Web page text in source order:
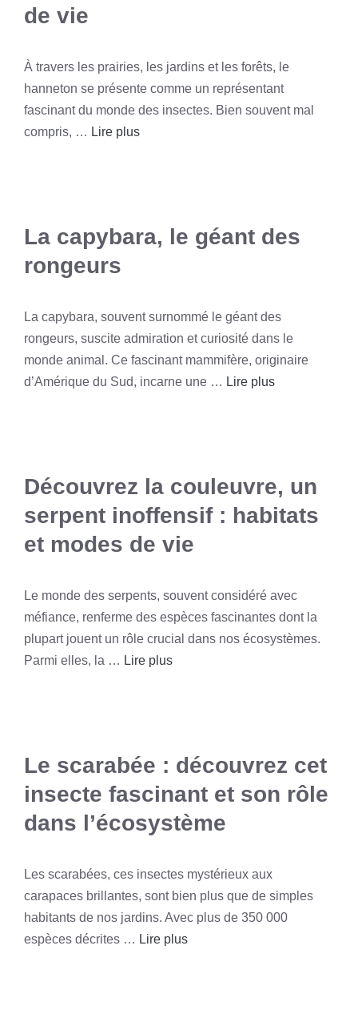
de vie
À travers les prairies, les jardins et les forêts, le
hanneton se présente comme un représentant
fascinant du monde des insectes. Bien souvent mal
compris, … Lire plus
La capybara, le géant des
rongeurs
La capybara, souvent surnommé le géant des
rongeurs, suscite admiration et curiosité dans le
monde animal. Ce fascinant mammifère, originaire
d’Amérique du Sud, incarne une … Lire plus
Découvrez la couleuvre, un
serpent inoffensif : habitats
et modes de vie
Le monde des serpents, souvent considéré avec
méfiance, renferme des espèces fascinantes dont la
plupart jouent un rôle crucial dans nos écosystèmes.
Parmi elles, la … Lire plus
Le scarabée : découvrez cet
insecte fascinant et son rôle
dans l’écosystème
Les scarabées, ces insectes mystérieux aux
carapaces brillantes, sont bien plus que de simples
habitants de nos jardins. Avec plus de 350 000
espèces décrites … Lire plus